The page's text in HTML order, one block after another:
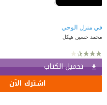
في منزل الوحي
محمد حسين هيكل
تحميل الكتاب
اشترك الآن